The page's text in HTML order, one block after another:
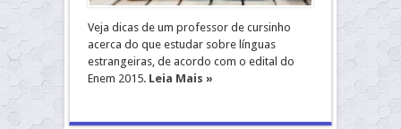
Veja dicas de um professor de cursinho
acerca do que estudar sobre línguas
estrangeiras, de acordo com o edital do
Enem 2015. Leia Mais »